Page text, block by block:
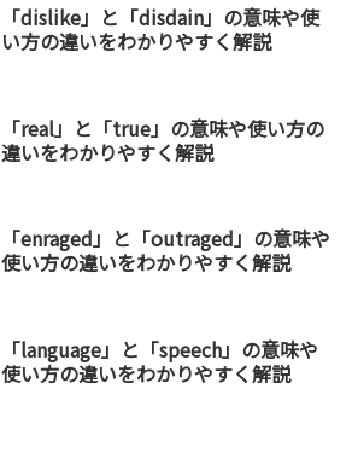
「dislike」と「disdain」の意味や使
い方の違いをわかりやすく解説
「real」と「true」の意味や使い方の
違いをわかりやすく解説
「enraged」と「outraged」の意味や
使い方の違いをわかりやすく解説
「language」と「speech」の意味や
使い方の違いをわかりやすく解説